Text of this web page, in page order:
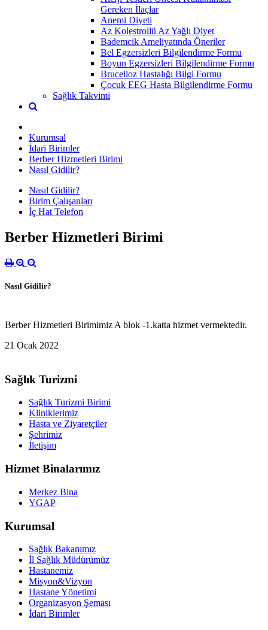
Gereken İlaçlar
Anemi Diyeti
Az Kolestrollü Az Yağlı Diyet
Bademcik Ameliyatında Öneriler
Bel Egzersizleri Bilgilendirme Formu
Boyun Egzersizleri Bilgilendirme Formu
Brucelloz Hastalığı Bilgi Formu
Çocuk EEG Hasta Bilgilendirme Formu
Sağlık Takvimi
Kurumsal
İdari Birimler
Berber Hizmetleri Birimi
Nasıl Gidilir?
Nasıl Gidilir?
Birim Çalışanları
İç Hat Telefon
Berber Hizmetleri Birimi
Nasıl Gidilir?
Berber Hizmetleri Birimimiz A blok -1.katta hizmet vermektedir.
21 Ocak 2022
Sağlık Turizmi
Sağlık Turizmi Birimi
Kliniklerimiz
Hasta ve Ziyaretçiler
Şehrimiz
İletişim
Hizmet Binalarımız
Merkez Bina
YGAP
Kurumsal
Sağlık Bakanımız
İl Sağlık Müdürümüz
Hastanemiz
Misyon&Vizyon
Hastane Yönetimi
Organizasyon Şeması
İdari Birimler